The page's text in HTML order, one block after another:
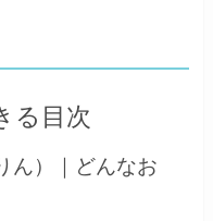
る目次
ん）｜どんなお